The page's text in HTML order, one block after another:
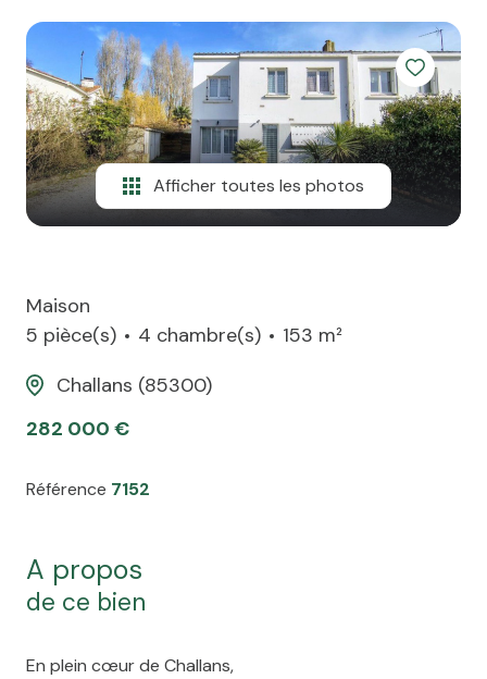
La
team
ATP
alerte
e-
mail
financement
Afficher toutes les photos
Maison
5 pièce(s)
4 chambre(s)
153 m²
Challans (85300)
282 000 €
Référence 7152
a propos
de ce bien
En plein cœur de Challans,